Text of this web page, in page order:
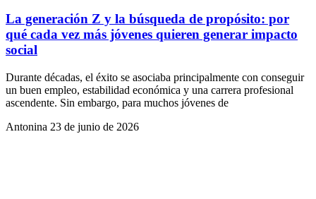
La generación Z y la búsqueda de propósito: por
qué cada vez más jóvenes quieren generar impacto
social
Durante décadas, el éxito se asociaba principalmente con conseguir
un buen empleo, estabilidad económica y una carrera profesional
ascendente. Sin embargo, para muchos jóvenes de
Antonina 23 de junio de 2026